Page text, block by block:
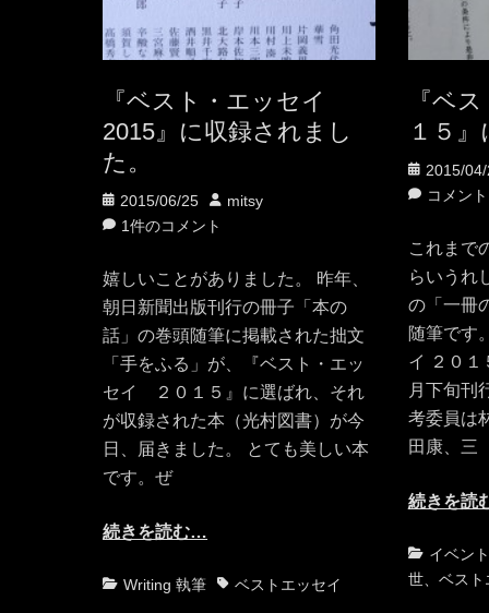
『ベスト・エッセイ
2015』に収録されまし
た。
投
稿
2015/06/25
投
稿
mitsy
1件のコメント
嬉しいことがありました。 昨年、
朝日新聞出版刊行の冊子「本の
話」の巻頭随筆に掲載された拙文
「手をふる」が、『ベスト・エッ
セイ ２０１５』に選ばれ、それ
が収録された本（光村図書）が今
日、届きました。 とても美しい本
です。ぜ
続きを読む…
カ Writing 執筆
タ ベストエッセイ
『ベ
１５』
投
稿
2015/
コメン
これまで
らいうれ
の「一冊
随筆です
イ ２０１
月下旬刊
考委員は
田康、三
続きを読
カ
テ
イベン
世、 ベスト